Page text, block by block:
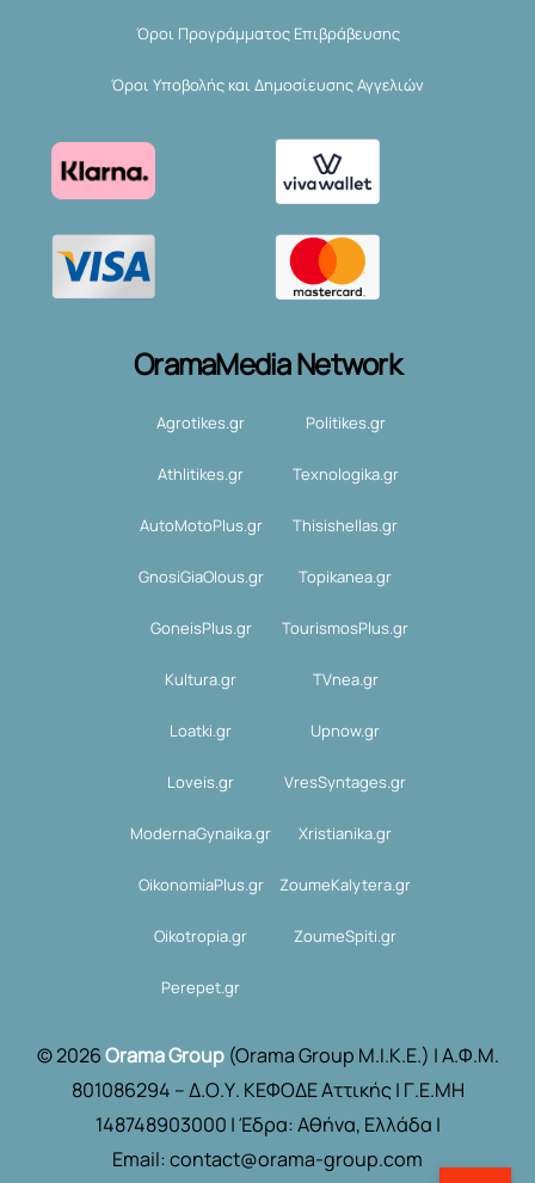
Όροι Προγράμματος Επιβράβευσης
Όροι Υποβολής και Δημοσίευσης Αγγελιών
OramaMedia Network
Agrotikes.gr Politikes.gr
Athlitikes.gr Texnologika.gr
AutoMotoPlus.gr Thisishellas.gr
GnosiGiaOlous.gr Topikanea.gr
GoneisPlus.gr TourismosPlus.gr
Kultura.gr TVnea.gr
Loatki.gr Upnow.gr
Loveis.gr VresSyntages.gr
ModernaGynaika.gr Xristianika.gr
OikonomiaPlus.gr ZoumeKalytera.gr
Oikotropia.gr ZoumeSpiti.gr
Perepet.gr
© 2026Orama Group(Orama Group Μ.Ι.Κ.Ε.) | Α.Φ.Μ.
801086294 – Δ.Ο.Υ. ΚΕΦΟΔΕ Αττικής | Γ.Ε.ΜΗ
148748903000 | Έδρα: Αθήνα, Ελλάδα |
Email: contact@orama-group.com